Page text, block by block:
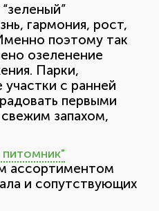
гармония, рост,
поэтому так
озеленение
Парки,
с ранней
первыми
запахом,
ассортиментом
и сопутствующих